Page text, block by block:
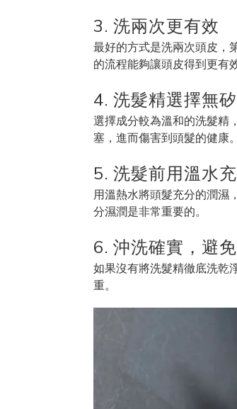
3. 洗兩次更有效
最好的方式是洗兩次頭皮，
的流程能夠讓頭皮得到更有
4. 洗髮精選擇無
選擇成分較為溫和的洗髮精
塞，進而傷害到頭髮的健康。
5. 洗髮前用溫水
用溫熱水將頭髮充分的潤濕
分濕潤是非常重要的。
6. 沖洗確實，避
如果沒有將洗髮精徹底洗乾
重。